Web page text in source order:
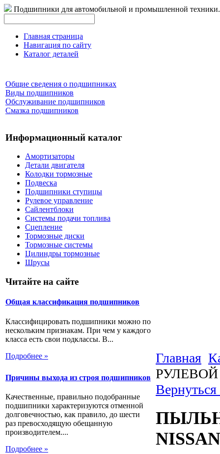
Подшипники для автомобильной и промышленной техники.
Главная страница
Навигация по сайту
Каталог деталей
Общие сведения о подшипниках
Виды подшипников
Обслуживание подшипников
Смазка подшипников
Информационный каталог
Амортизаторы
Детали двигателя
Колодки тормозные
Подвеска
Подшипники ступицы
Рулевое управление
Сайлентблоки
Системы подачи топлива
Сцепление
Тормозные диски
Тормозные системы
Цилиндры тормозные
Шрусы
Читайте на сайте
Общая классификация подшипников
Классифицировать подшипники можно по
нескольким признакам. При чем у каждого
класса есть свои подклассы. В...
Подробнее »
Причины выхода из строя подшипников
Качественные, правильно подобранные
подшипники характеризуются отменной
долговечностью, как правило, до шести
раз превосходящую обещанную
производителем....
Подробнее »
Главная
РУЛЕВОЙ